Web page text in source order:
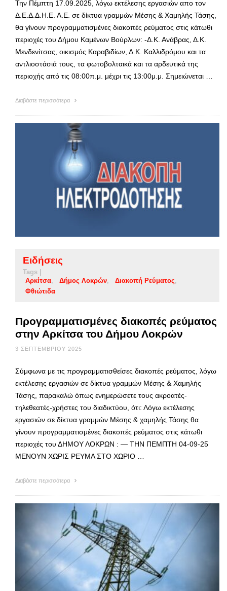
Την Πέμπτη 17.09.2025, λόγω εκτέλεσης εργασιών απο τον
Δ.Ε.Δ.Δ.Η.Ε. Α.Ε. σε δίκτυα γραμμών Μέσης & Χαμηλής Τάσης,
θα γίνουν προγραμματισμένες διακοπές ρεύματος στις κάτωθι
περιοχές του Δήμου Καμένων Βούρλων: -Δ.Κ. Ανάβρας, Δ.Κ.
Μενδενίτσας, οικισμός Καραβιδίων, Δ.Κ. Καλλιδρόμου και τα
αντλιοστάσιά τους, τα φωτοβολταικά και τα αρδευτικά της
περιοχής από τις 08:00π.μ. μέχρι τις 13:00μ.μ. Σημειώνεται …
Διαβάστε περισσότερα
Ειδήσεις
Tags |
Αρκίτσα
Δήμος Λοκρών
Διακοπή Ρεύματος
Φθιώτιδα
Προγραμματισμένες διακοπές ρεύματος
στην Αρκίτσα του Δήμου Λοκρών
3 ΣΕΠΤΕΜΒΡΊΟΥ 2025
Σύμφωνα με τις προγραμματισθείσες διακοπές ρεύματος, λόγω
εκτέλεσης εργασιών σε δίκτυα γραμμών Μέσης & Χαμηλής
Τάσης, παρακαλώ όπως ενημερώσετε τους ακροατές-
τηλεθεατές-χρήστες του διαδικτύου, ότι: Λόγω εκτέλεσης
εργασιών σε δίκτυα γραμμών Μέσης & χαμηλής Τάσης θα
γίνουν προγραμματισμένες διακοπές ρεύματος στις κάτωθι
περιοχές του ΔΗΜΟΥ ΛΟΚΡΩΝ : — ΤHN ΠΕΜΠΤΗ 04-09-25
ΜΕΝΟΥΝ ΧΩΡΙΣ ΡΕΥΜΑ ΣΤΟ ΧΩΡΙΟ …
Διαβάστε περισσότερα